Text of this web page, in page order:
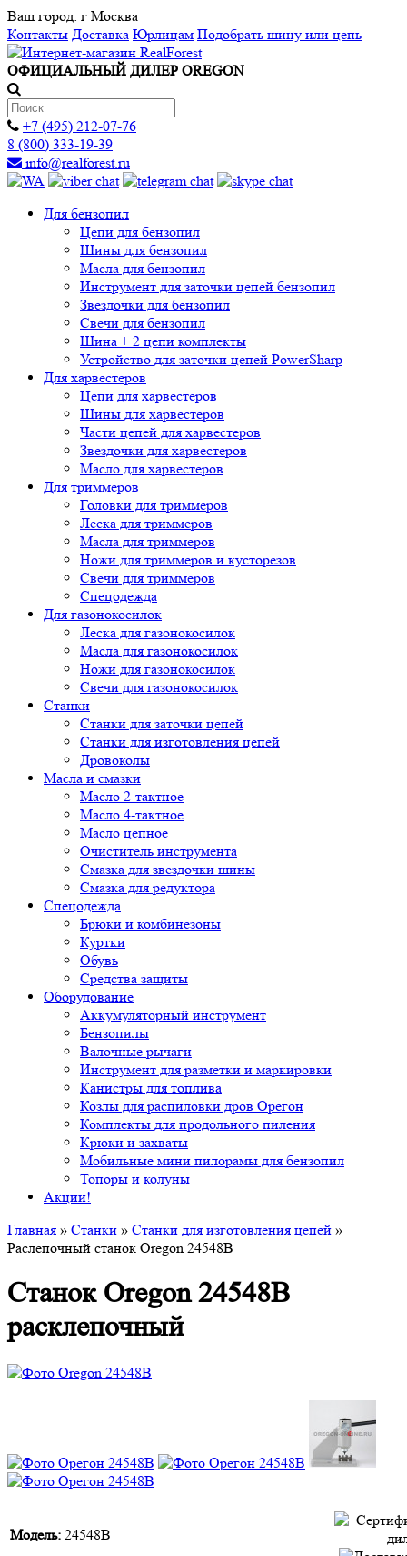
Ваш город: г Москва
Контакты Доставка Юрлицам Подобрать шину или цепь
ОФИЦИАЛЬНЫЙ ДИЛЕР OREGON
+7 (495) 212-07-76
8 (800) 333-19-39
info@realforest.ru
Для бензопил
Цепи для бензопил
Шины для бензопил
Масла для бензопил
Инструмент для заточки цепей бензопил
Звездочки для бензопил
Свечи для бензопил
Шина + 2 цепи комплекты
Устройство для заточки цепей PowerSharp
Для харвестеров
Цепи для харвестеров
Шины для харвестеров
Части цепей для харвестеров
Звездочки для харвестеров
Масло для харвестеров
Для триммеров
Головки для триммеров
Леска для триммеров
Масла для триммеров
Ножи для триммеров и кусторезов
Свечи для триммеров
Спецодежда
Для газонокосилок
Леска для газонокосилок
Масла для газонокосилок
Ножи для газонокосилок
Свечи для газонокосилок
Станки
Cтанки для заточки цепей
Станки для изготовления цепей
Дровоколы
Масла и смазки
Масло 2-тактное
Масло 4-тактное
Масло цепное
Очиститель инструмента
Смазка для звездочки шины
Смазка для редуктора
Спецодежда
Брюки и комбинезоны
Куртки
Обувь
Средства защиты
Оборудование
Аккумуляторный инструмент
Бензопилы
Валочные рычаги
Инструмент для разметки и маркировки
Канистры для топлива
Козлы для распиловки дров Орегон
Комплекты для продольного пиления
Крюки и захваты
Мобильные мини пилорамы для бензопил
Топоры и колуны
Акции!
Главная » Станки » Станки для изготовления цепей »
Раслепочный станок Oregon 24548B
Станок Oregon 24548B
расклепочный
Модель: 24548B